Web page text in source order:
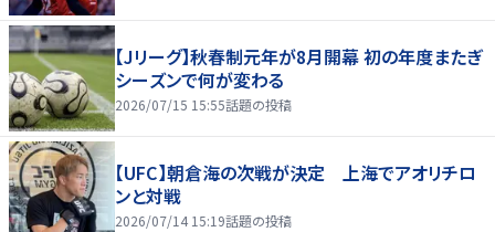
【Jリーグ】秋春制元年が8月開幕 初の年度またぎ
シーズンで何が変わる
2026/07/15 15:55話題の投稿
【UFC】朝倉海の次戦が決定 上海でアオリチロ
ンと対戦
2026/07/14 15:19話題の投稿